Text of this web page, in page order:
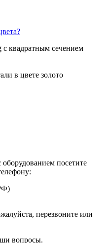
с квадратным сечением
в цвете золото
посетите
перезвоните или
вопросы.